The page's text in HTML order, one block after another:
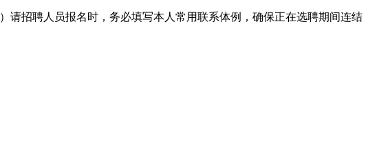
招聘人员报名时，务必填写本人常用联系体例，确保正在选聘期间连结